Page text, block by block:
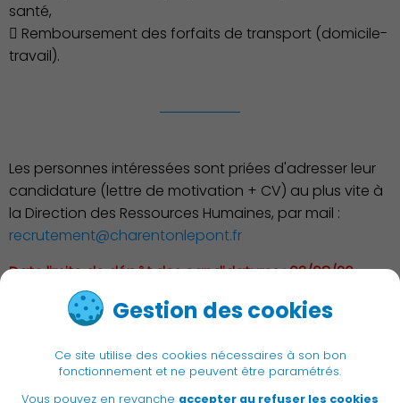
Gestion des cookies
Ce site utilise des cookies nécessaires à son bon
fonctionnement et ne peuvent être paramétrés.
Vous pouvez en revanche accepter au refuser les cookies
Publication des actes
santé,
 Remboursement des forfaits de transport (domicile-
travail).
Les personnes intéressées sont priées d'adresser leur
candidature (lettre de motivation + CV) au plus vite à
la Direction des Ressources Humaines, par mail :
recrutement@charentonlepont.fr
Date limite de dépôt des candidatures : 03/08/26
< Retour à la liste